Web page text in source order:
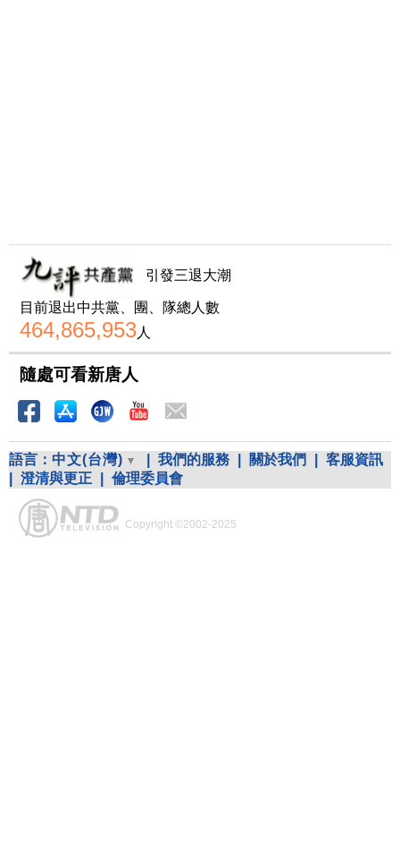
引發三退大潮
目前退出中共黨、團、隊總人數
464,865,953人
隨處可看新唐人
語言： 中文(台灣) 我們的服務 關於我們
客服資訊
澄清與更正 倫理委員會
Copyright ©2002-2025